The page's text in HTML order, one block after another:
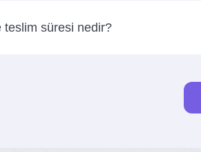
teslim süresi nedir?